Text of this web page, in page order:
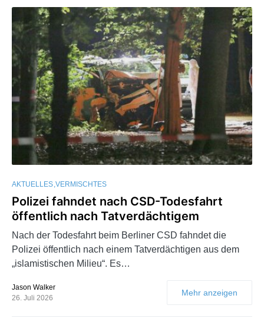
AKTUELLES VERMISCHTES
Polizei fahndet nach CSD-Todesfahrt
öffentlich nach Tatverdächtigem
Nach der Todesfahrt beim Berliner CSD fahndet die
Polizei öffentlich nach einem Tatverdächtigen aus dem
„islamistischen Milieu“. Es…
Jason Walker
26. Juli 2026
Mehr anzeigen